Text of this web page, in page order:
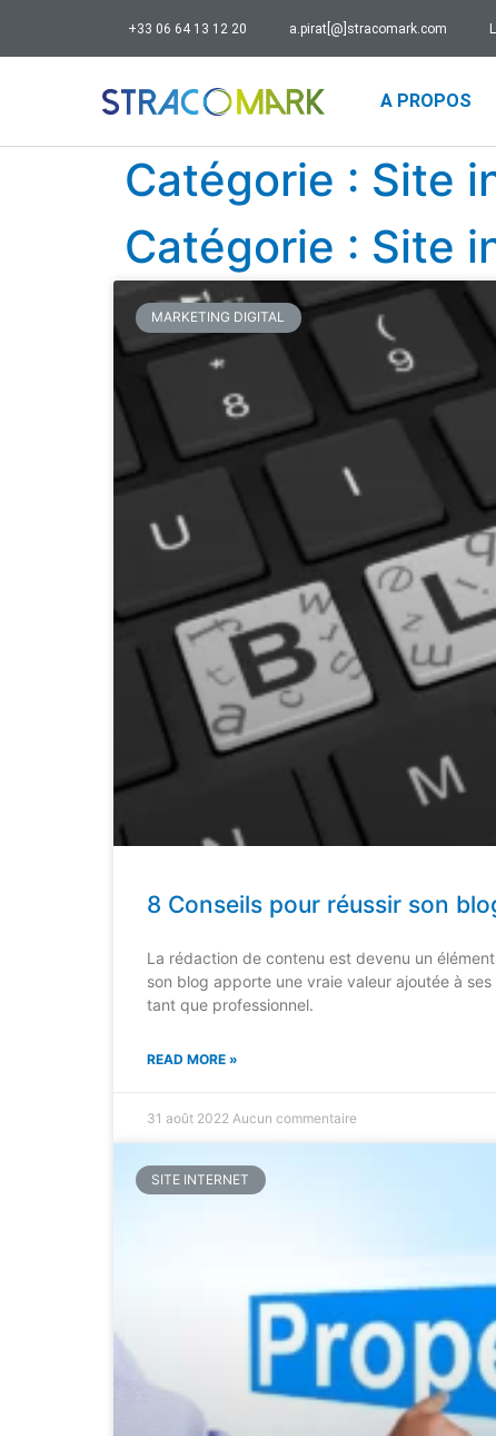
+33 06 64 13 12 20 a.pirat[@]stracomark.com
A PROPOS
Catégorie : Site
Catégorie : Site
MARKETING DIGITAL
8 Conseils pour réussir son
La rédaction de contenu est devenu un
son blog apporte une vraie valeur ajoutée à
tant que professionnel.
READ MORE »
31 août 2022 Aucun commentaire
SITE INTERNET